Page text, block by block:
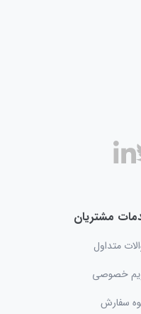
مشتریان
متداول
خصوصی
سفارش